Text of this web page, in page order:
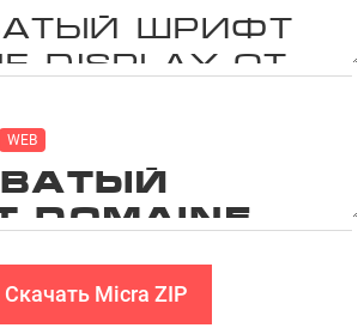
WEB
Скачать Micra ZIP